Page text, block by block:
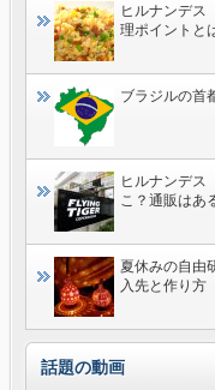
ヒルナンデ
理ポイントと
ブラジルの首
ヒルナンデ
こ？通販はあ
夏休みの自由
入先と作り方
話題の動画